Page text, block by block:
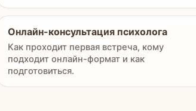
Онлайн-консультация психолога
Как проходит первая встреча, кому
подходит онлайн-формат и как
подготовиться.